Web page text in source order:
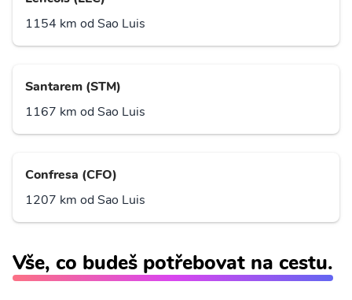
1154 km od Sao Luis
Santarem (STM)
1167 km od Sao Luis
Confresa (CFO)
1207 km od Sao Luis
Vše, co budeš potřebovat na cestu.